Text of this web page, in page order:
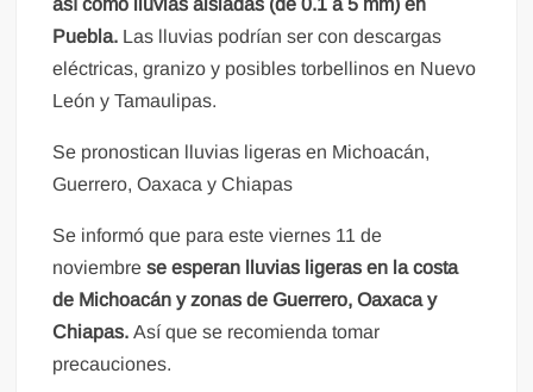
Puebla. Las lluvias podrían ser con descargas
eléctricas, granizo y posibles torbellinos en Nuevo
León y Tamaulipas.
Se pronostican lluvias ligeras en Michoacán,
Guerrero, Oaxaca y Chiapas
Se informó que para este viernes 11 de
noviembrese esperan lluvias ligeras en la costa
de Michoacán y zonas de Guerrero, Oaxaca y
Chiapas. Así que se recomienda tomar
precauciones.